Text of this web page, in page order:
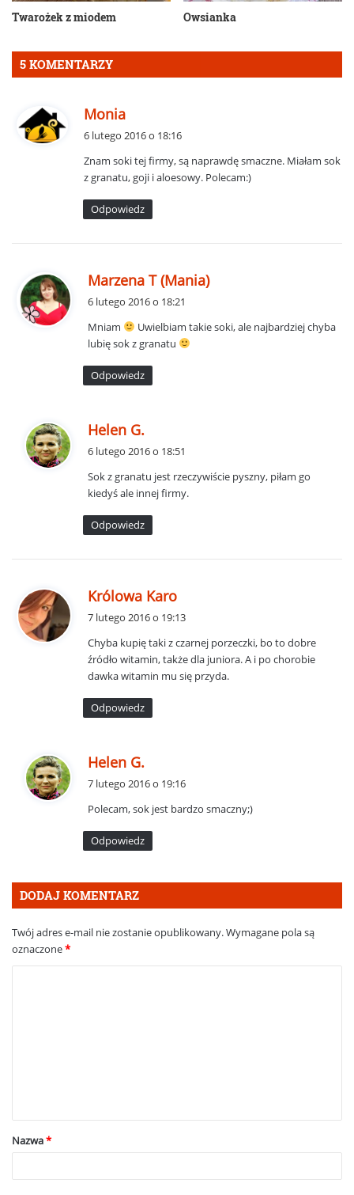
Twarożek z miodem Owsianka
5 KOMENTARZY
Monia
z
e
:
6 lutego 2016 o 18:16
Znam soki tej firmy, są naprawdę smaczne. Miałam sok
z granatu, goji i aloesowy. Polecam:)
Odpowiedz
Marzena T (Mania)p
z
6 lutego 2016 o 18:21
Mniam
Uwielbiam takie soki, ale najbardziej chyba
lubię sok z granatu
Odpowiedz
Helen G.
z
e
:
6 lutego 2016 o 18:51
Sok z granatu jest rzeczywiście pyszny, piłam go
kiedyś ale innej firmy.
Odpowiedz
Królowa Karo
z
e
7 lutego 2016 o 19:13
Chyba kupię taki z czarnej porzeczki, bo to dobre
źródło witamin, także dla juniora. A i po chorobie
dawka witamin mu się przyda.
Odpowiedz
Helen G.
z
e
:
7 lutego 2016 o 19:16
Polecam, sok jest bardzo smaczny;)
Odpowiedz
DODAJ KOMENTARZ
Twój adres e-mail nie zostanie opublikowany.Wymagane pola są
oznaczone*
a
rNazwa*